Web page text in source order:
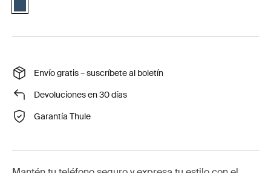
Envío gratis – suscríbete al boletín
Devoluciones en 30 días
Garantía Thule